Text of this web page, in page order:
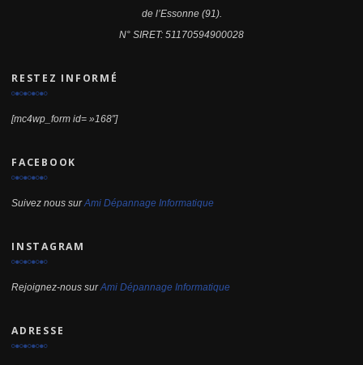
de l’Essonne (91).
N° SIRET: 51170594900028
RESTEZ INFORMÉ
[mc4wp_form id= »168″]
FACEBOOK
Suivez nous surAmi Dépannage Informatique
INSTAGRAM
Rejoignez-nous surAmi Dépannage Informatique
ADRESSE